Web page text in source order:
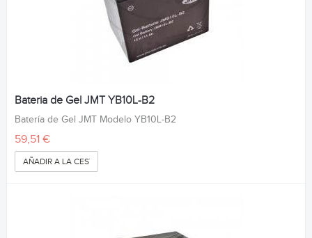
Bateria de Gel JMT YB10L-B2
Batería de Gel JMT Modelo YB10L-B2
59,51 €
AÑADIR A LA CESTA